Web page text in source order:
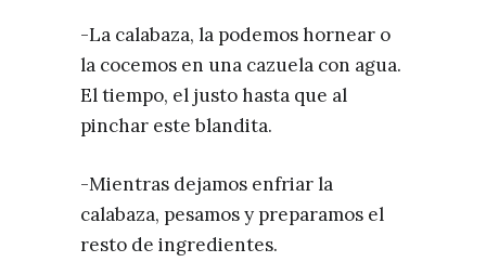
-La calabaza, la podemos hornear o
la cocemos en una cazuela con agua.
El tiempo, el justo hasta que al
pinchar este blandita.
-Mientras dejamos enfriar la
calabaza, pesamos y preparamos el
resto de ingredientes.